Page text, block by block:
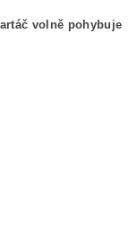
volně pohybuje